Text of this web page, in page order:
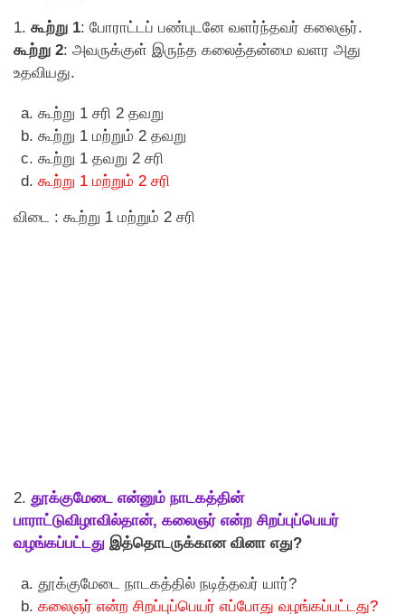
1. கூற்று 1: போராட்டப் பண்புடனே வளர்ந்தவர் கலைஞர்.
கூற்று 2: அவருக்குள் இருந்த கலைத்தன்மை வளர அது
உதவியது.
கூற்று 1 சரி 2 தவறு
கூற்று 1 மற்றும் 2 தவறு
கூற்று 1 தவறு 2 சரி
கூற்று 1 மற்றும் 2 சரி
விடை : கூற்று 1 மற்றும் 2 சரி
2. தூக்குமேடை என்னும் நாடகத்தின்
பாராட்டுவிழாவில்தான், கலைஞர் என்ற சிறப்புப்பெயர்
வழங்கப்பட்டது இத்தொடருக்கான வினா எது?
தூக்குமேடை நாடகத்தில் நடித்தவர் யார்?
கலைஞர் என்ற சிறப்புப்பெயர் எப்போது வழங்கப்பட்டது?